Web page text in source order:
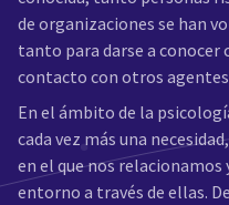
de organizaciones se han
tanto para darse a conocer
contacto con otros
En el ámbito de la
cada vez más una
en el que nos
entorno a través de ellas.